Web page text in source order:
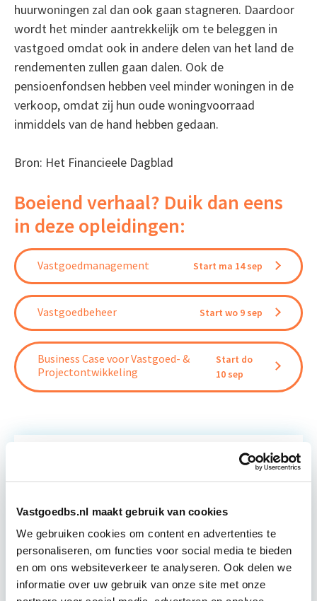
Vastgoedbs.nl maakt gebruik van cookies
We gebruiken cookies om content en advertenties te
personaliseren, om functies voor social media te bieden
en om ons websiteverkeer te analyseren. Ook delen we
informatie over uw gebruik van onze site met onze
huurwoningen zal dan ook gaan stagneren. Daardoor
wordt het minder aantrekkelijk om te beleggen in
vastgoed omdat ook in andere delen van het land de
rendementen zullen gaan dalen. Ook de
pensioenfondsen hebben veel minder woningen in de
verkoop, omdat zij hun oude woningvoorraad
inmiddels van de hand hebben gedaan.
Bron: Het Financieele Dagblad
Boeiend verhaal? Duik dan eens
in deze opleidingen:
Vastgoedmanagement Start ma 14 sep
Vastgoedbeheer Start wo 9 sep
Business Case voor Vastgoed- &
Projectontwikkeling
Start do
10 sep
Relevant bij dit artikel
Ontwikkelingen op de vastgoedmarkt zijn
afhankelijk van algemene economische
ontwikkelingen, die ook tijdens deze module
worden verkend. Ook wordt er aandacht